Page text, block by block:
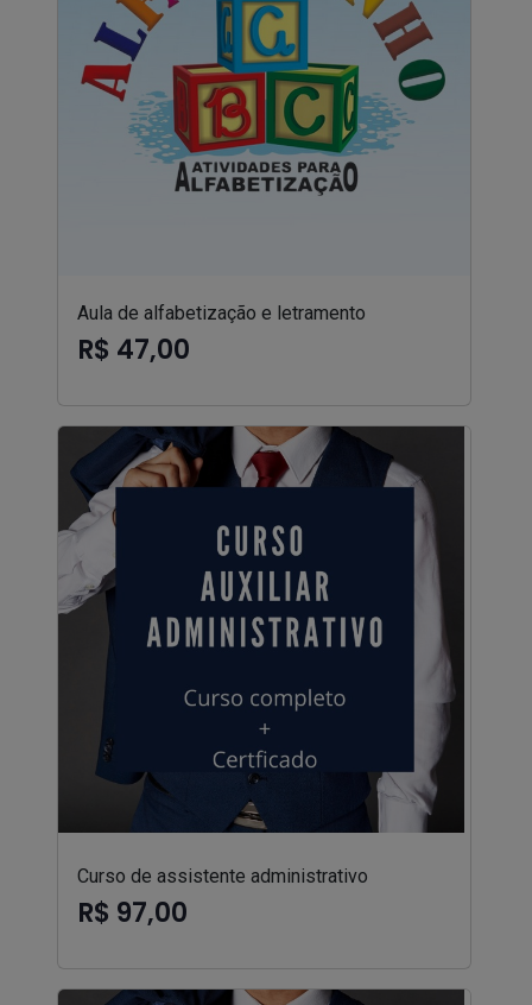
Aula de alfabetização e letramento
R$ 47,00
Curso de assistente administrativo
R$ 97,00